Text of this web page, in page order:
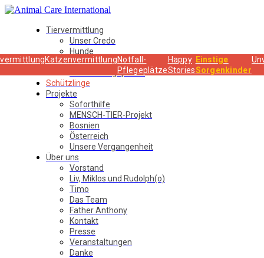
Tiervermittlung
Unser Credo
Hunde
Katzen
Notfall-Pflegeplätze
Schützlinge
KatzenvermittlungNotfall-
Pflegeplätze
Happy
Stories
Einstige
Sorgenkinder
Projekte
Soforthilfe
MENSCH-TIER-Projekt
Bosnien
Österreich
Unsere Vergangenheit
Über uns
Vorstand
Liv, Miklos und Rudolph(o)
Timo
Das Team
Father Anthony
Kontakt
Presse
Veranstaltungen
Danke